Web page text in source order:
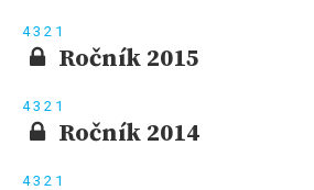
43 2 1
Ročník 2015
43 2 1
Ročník 2014
43 2 1